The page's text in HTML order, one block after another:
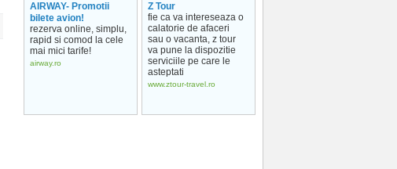
AIRWAY- Promotii
bilete avion!
rezerva online, simplu,
rapid si comod la cele
mai mici tarife!
airway.ro
Z Tour
fie ca va intereseaza o
calatorie de afaceri
sau o vacanta, z tour
va pune la dispozitie
serviciile pe care le
asteptati
www.ztour-travel.ro